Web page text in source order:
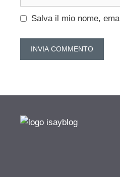
Salva il mio nome,